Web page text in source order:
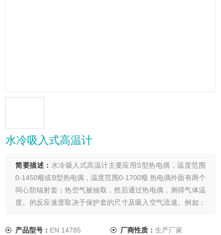
水冷吸入式高温计
简要描述： 水冷吸入式高温计主要应用S型热电偶，温度范围
0-1450癈或B型热电偶，温度范围0-1700癈.热电偶外面有两个
同心防辐射套；热空气被抽取，然后通过热电偶，测得气体温
度。的反应速度取决于保护套的尺寸及吸入空气流速。例如：
钟。
产品型号： EN 14785 厂商性质： 生产厂家